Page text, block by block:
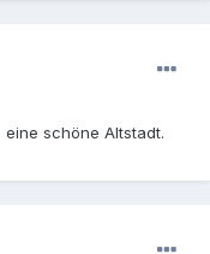
schöne Altstadt.